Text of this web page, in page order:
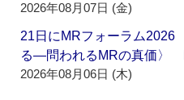
2026年08月07日 (金)
21日にMRフォーラム2026
る―問われるMRの真価〉
2026年08月06日 (木)